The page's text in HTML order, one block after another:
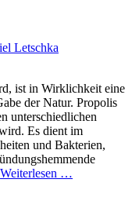
Letschka
ist in Wirklichkeit eine
der Natur. Propolis
unterschiedlichen
Es dient im
und Bakterien,
Weiterlesen …